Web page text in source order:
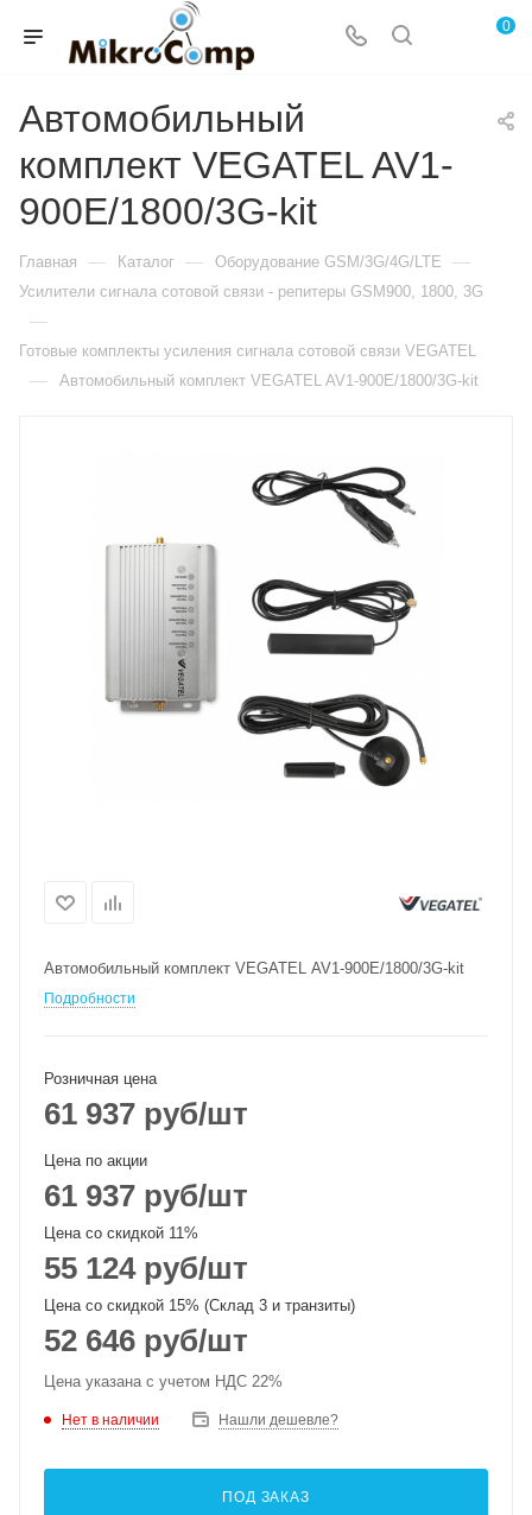
0
Автомобильный
комплект VEGATEL AV1-
900E/1800/3G-kit
Главная — Каталог — Оборудование GSM/3G/4G/LTE —
Усилители сигнала сотовой связи - репитеры GSM900, 1800, 3G
—
Готовые комплекты усиления сигнала сотовой связи VEGATEL
— Автомобильный комплект VEGATEL AV1-900E/1800/3G-kit
Автомобильный комплект VEGATEL AV1-900E/1800/3G-kit
Подробности
Розничная цена
61 937 руб/шт
Цена по акции
61 937 руб/шт
Цена со скидкой 11%
55 124руб/шт
Цена со скидкой 15% (Склад 3 и транзиты)
52 646 руб/шт
Цена указана с учетом НДС 22%
Нет в наличии Нашли дешевле?
ПОД ЗАКАЗ